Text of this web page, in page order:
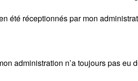
été réceptionnés par mon
administration n’a toujours pas eu